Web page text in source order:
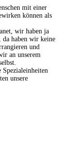
mit einer
können als
wir haben ja
da haben wir keine
und
an unserem
unsere